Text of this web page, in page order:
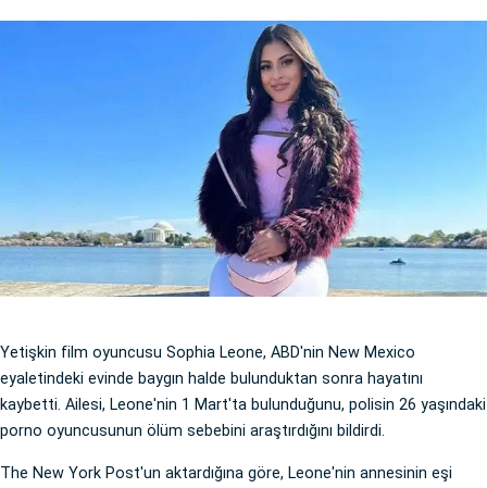
Yetişkin film oyuncusu Sophia Leone, ABD'nin New Mexico
eyaletindeki evinde baygın halde bulunduktan sonra hayatını
kaybetti. Ailesi, Leone'nin 1 Mart'ta bulunduğunu, polisin 26 yaşındaki
porno oyuncusunun ölüm sebebini araştırdığını bildirdi.
The New York Post'un aktardığına göre, Leone'nin annesinin eşi